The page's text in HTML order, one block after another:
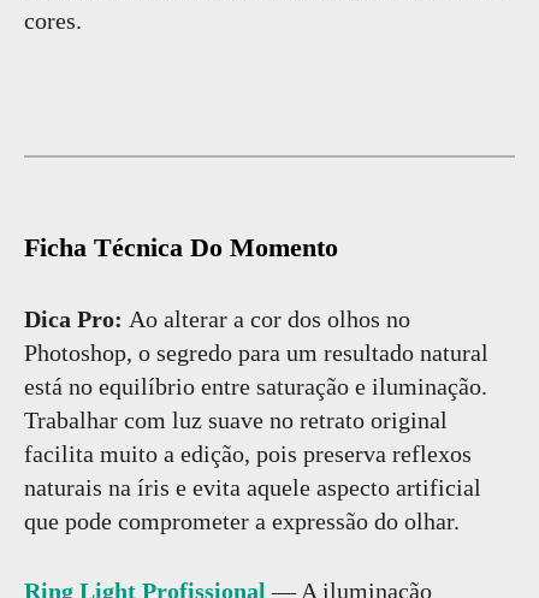
cores.
Ficha Técnica Do Momento
Dica Pro: Ao alterar a cor dos olhos no
Photoshop, o segredo para um resultado natural
está no equilíbrio entre saturação e iluminação.
Trabalhar com luz suave no retrato original
facilita muito a edição, pois preserva reflexos
naturais na íris e evita aquele aspecto artificial
que pode comprometer a expressão do olhar.
Ring Light Profissional — A iluminação